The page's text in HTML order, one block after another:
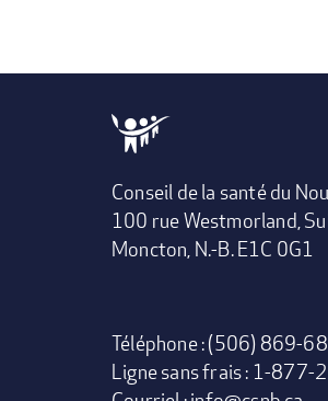
Conseil de la santé du
100 rue Westmorland,
Moncton, N.-B. E1C 0G1
Téléphone : (506) 869-
Ligne sans frais : 1-